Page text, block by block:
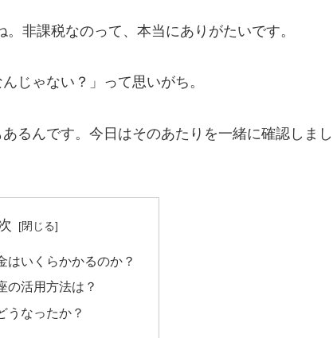
非課税なのって、本当にありがたいです。
じゃない？」って思いがち。
るんです。今日はそのあたりを一緒に確認しまし
はいくらかかるのか？
の活用方法は？
うなったか？